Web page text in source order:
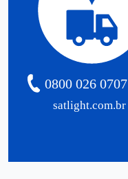
satlight.com.br
0800 026 0707